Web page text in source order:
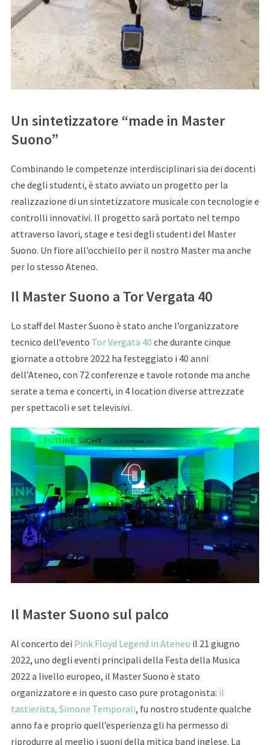
Un sintetizzatore “made in Master
Suono”
Combinando le competenze interdisciplinari sia dei docenti
che degli studenti, è stato avviato un progetto per la
realizzazione di un sintetizzatore musicale con tecnologie e
controlli innovativi. Il progetto sarà portato nel tempo
attraverso lavori, stage e tesi degli studenti del Master
Suono. Un fiore all’occhiello per il nostro Master ma anche
per lo stesso Ateneo.
Il Master Suono a Tor Vergata 40
Lo staff del Master Suono è stato anche l’organizzatore
tecnico dell’evento Tor Vergata 40 che durante cinque
giornate a ottobre 2022 ha festeggiato i 40 anni
dell’Ateneo, con 72 conferenze e tavole rotonde ma anche
serate a tema e concerti, in 4 location diverse attrezzate
per spettacoli e set televisivi.
Il Master Suono sul palco
Al concerto dei Pink Floyd Legend in Ateneo il 21 giugno
2022, uno degli eventi principali della Festa della Musica
2022 a livello europeo, il Master Suono è stato
organizzatore e in questo caso pure protagonista: il
tastierista, Simone Temporali, fu nostro studente qualche
anno fa e proprio quell’esperienza gli ha permesso di
riprodurre al meglio i suoni della mitica band inglese. La